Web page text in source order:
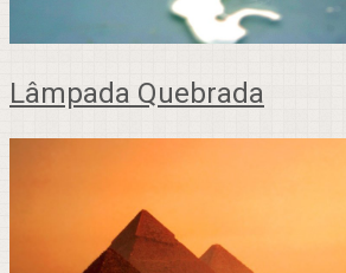
Lâmpada Quebrada